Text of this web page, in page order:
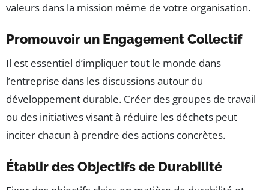
valeurs dans la mission même de votre organisation.
Promouvoir un Engagement Collectif
Il est essentiel d’impliquer tout le monde dans
l’entreprise dans les discussions autour du
développement durable. Créer des groupes de travail
ou des initiatives visant à réduire les déchets peut
inciter chacun à prendre des actions concrètes.
Établir des Objectifs de Durabilité